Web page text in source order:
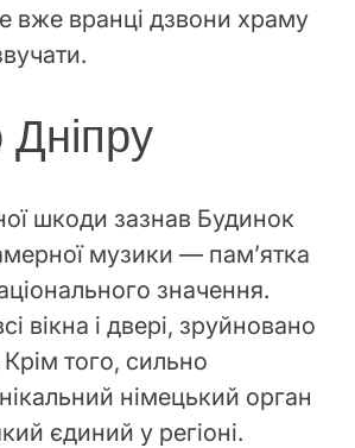
вже вранці дзвони храму
шкоди зазнав Будинок
музики — пам’ятка
значення.
вікна і двері, зруйновано
Крім того, сильно
німецький орган
єдиний у регіоні.